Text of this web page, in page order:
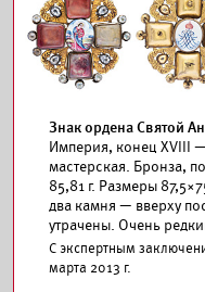
Знак ордена Святой
Империя, конец XVIII
мастерская. Бронза,
85,81 г. Размеры
два камня — вверху
утрачены. Очень
С экспертным
марта 2013 г.